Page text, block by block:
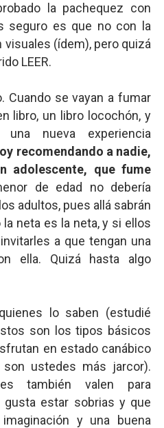
la pachequez con
seguro es que no con la
(ídem), pero quizá
LEER.
Cuando se vayan a fumar
libro, un libro locochón, y
una nueva experiencia
recomendando a nadie,
adolescente, que fume
de edad no debería
adultos, pues allá sabrán
neta es la neta, y si ellos
a que tengan una
ella. Quizá hasta algo
lo saben (estudié
son los tipos básicos
en estado canábico
ustedes más jarcor).
también valen para
estar sobrias y que
y una buena